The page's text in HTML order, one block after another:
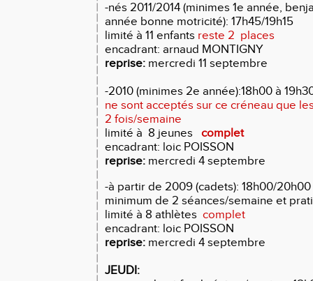
-nés 2011/2014 (minimes 1e année,
année bonne motricité): 17h45/19h15
limité à 11 enfants reste 2 places
encadrant: arnaud MONTIGNY
reprise: mercredi 11 septembre
-2010 (minimes 2e année):18h00 à
ne sont acceptés sur ce créneau que
2 fois/semaine
limité à 8 jeunes
complet
encadrant: loic POISSON
reprise: mercredi 4 septembre
-à partir de 2009 (cadets): 18h00/20h00
minimum de 2 séances/semaine et
limité à 8 athlètes complet
encadrant: loic POISSON
reprise: mercredi 4 septembre
JEUDI: